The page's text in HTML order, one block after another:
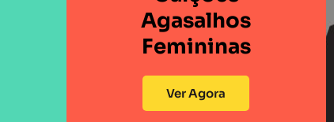
Agasalhos
Femininas
Ver Agora